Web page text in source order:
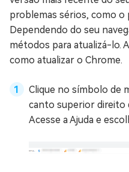
problemas sérios, como
Dependendo do seu
métodos para atualizá-lo.
como atualizar o Chrome.
Clique no símbolo de
canto superior direito
Acesse a Ajuda e